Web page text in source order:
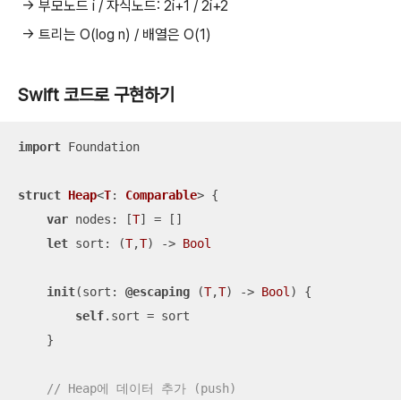
-> 부모노드 i / 자식노드: 2i+1 / 2i+2
-> 트리는 O(log n) / 배열은 O(1)
Swift 코드로 구현하기
import Foundation
struct Heap<T: Comparable> {
var nodes: [T] = []
let sort: (T,T) -> Bool
init(sort : @escaping (T,T) -> Bool )
{
self.sort = sort
    }
// Heap에 데이터 추가 (push)